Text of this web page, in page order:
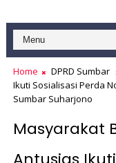
Home DPRD Sumbar
Ikuti Sosialisasi Perda
Sumbar Suharjono
Masyarakat